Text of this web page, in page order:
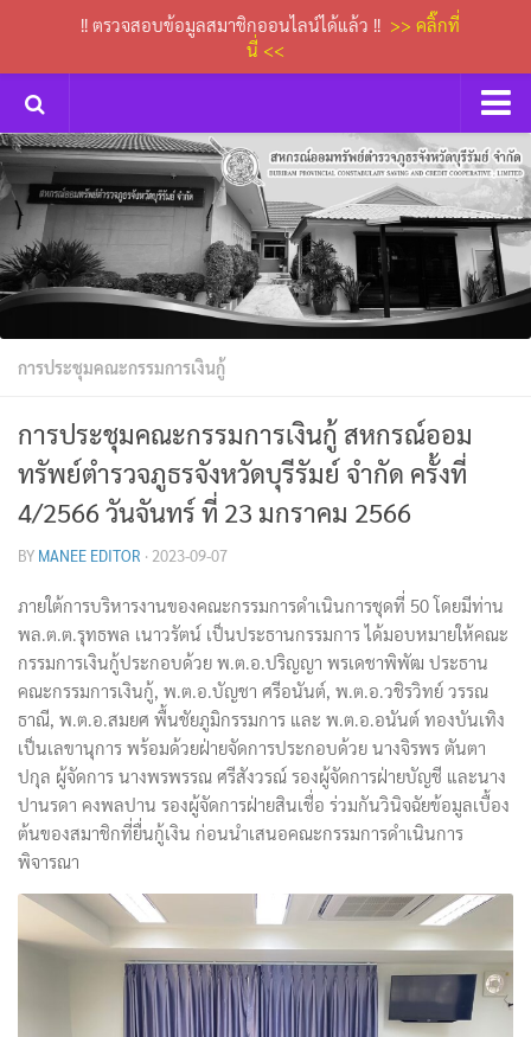
หน้าหลัก
กิจกรรม
การประชุมคณะกรรมการเงินกู้
ข่าวประกาศสหกรณ์
กระดานถาม-ตอบ
ติดต่อเรา
การประชุมคณะกรรมการเงินกู้
การประชุมคณะกรรมการเงินกู้ สหกรณ์ออม
ทรัพย์ตำรวจภูธรจังหวัดบุรีรัมย์ จำกัด ครั้งที่
4/2566 วันจันทร์ ที่ 23 มกราคม 2566
BY MANEE EDITOR · 2023-09-07
ภายใต้การบริหารงานของคณะกรรมการดำเนินการชุดที่ 50 โดยมีท่าน
พล.ต.ต.รุทธพล เนาวรัตน์ เป็นประธานกรรมการ ได้มอบหมายให้คณะ
กรรมการเงินกู้ประกอบด้วย พ.ต.อ.ปริญญา พรเดชาพิพัฒ ประธาน
คณะกรรมการเงินกู้, พ.ต.อ.บัญชา ศรีอนันต์, พ.ต.อ.วชิรวิทย์ วรรณ
ธาณี, พ.ต.อ.สมยศ พื้นชัยภูมิกรรมการ และ พ.ต.อ.อนันต์ ทองบันเทิง
เป็นเลขานุการ พร้อมด้วยฝ่ายจัดการประกอบด้วย นางจิรพร ตันตา
ปกุล ผู้จัดการ นางพรพรรณ ศรีสังวรณ์ รองผู้จัดการฝ่ายบัญชี และนาง
ปานรดา คงพลปาน รองผู้จัดการฝ่ายสินเชื่อ ร่วมกันวินิจฉัยข้อมูลเบื้อง
ต้นของสมาชิกที่ยื่นกู้เงิน ก่อนนำเสนอคณะกรรมการดำเนินการ
พิจารณา
!! ตรวจสอบข้อมูลสมาชิกออนไลน์ได้แล้ว !! >> คลิ๊กที่
นี่ <<